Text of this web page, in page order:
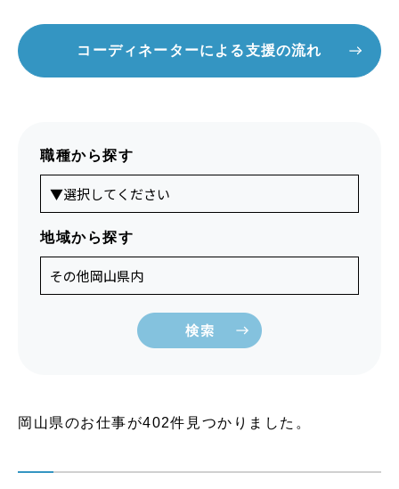
コーディネーターによる支援の流れ
職種から探す
地域から探す
岡山県のお仕事が402件見つかりました。